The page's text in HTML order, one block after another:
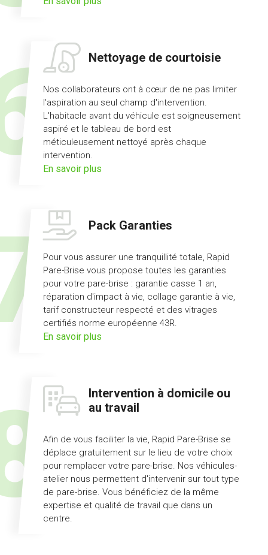
véhicule
Nettoyage de courtoisie
Nos collaborateurs ont à cœur de ne pas limiter
l'aspiration au seul champ d'intervention.
L'habitacle avant du véhicule est soigneusement
aspiré et le tableau de bord est
méticuleusement nettoyé après chaque
intervention.
En savoir plus
courtoisie
Pack Garanties
Pour vous assurer une tranquillité totale, Rapid
Pare-Brise vous propose toutes les garanties
pour votre pare-brise : garantie casse 1 an,
réparation d'impact à vie, collage garantie à vie,
tarif constructeur respecté et des vitrages
certifiés norme européenne 43R.
En savoir plus
Intervention à domicile ou
au travail
Afin de vous faciliter la vie, Rapid Pare-Brise se
déplace gratuitement sur le lieu de votre choix
pour remplacer votre pare-brise. Nos véhicules-
atelier nous permettent d'intervenir sur tout type
de pare-brise. Vous bénéficiez de la même
expertise et qualité de travail que dans un
centre.